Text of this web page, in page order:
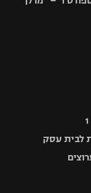
לבית עסק